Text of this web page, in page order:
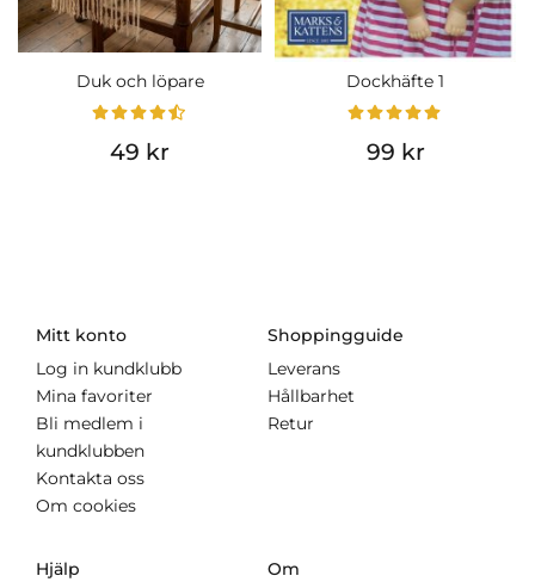
Duk och löpare
49 kr
Dockhäfte 1
99 kr
Mitt konto
Log in kundklubb
Mina favoriter
Bli medlem i
kundklubben
Kontakta oss
Om cookies
Shoppingguide
Leverans
Hållbarhet
Retur
Hjälp Om